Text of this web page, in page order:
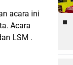
acara ini
Acara
LSM .